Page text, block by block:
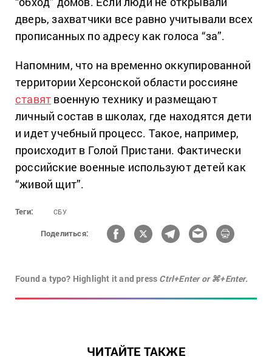
дверь, захватчики все равно учитывали всех
прописанных по адресу как голоса “за”.
Напомним, что на временно оккупированной
территории Херсонской области россияне
ставят военную технику и размещают
личный состав в школах, где находятся дети
и идет учебный процесс. Такое, например,
происходит в Голой Пристани. Фактически
российские военные используют детей как
“живой щит”.
Теги: СБУ
Поделиться:
Found a typo? Highlight it and press Ctrl+Enter or ⌘+Enter.
ЧИТАЙТЕ ТАКЖЕ